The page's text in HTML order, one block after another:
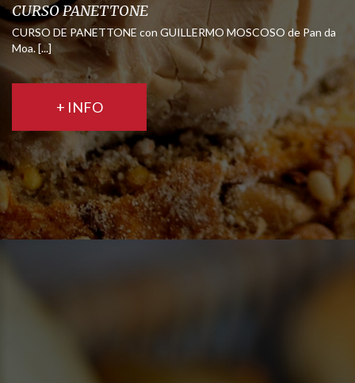
CURSO PANETTONE
CURSO DE PANETTONE con GUILLERMO MOSCOSO de Pan da
Moa. [...]
+ INFO